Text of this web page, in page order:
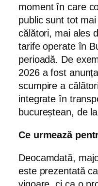
moment în care
public sunt tot
călători, mai ales
tarife operate în
perioadă. De
2026 a fost
scumpire a
integrate în
bucureștean, de
Ce urmează
Deocamdată,
este prezentată